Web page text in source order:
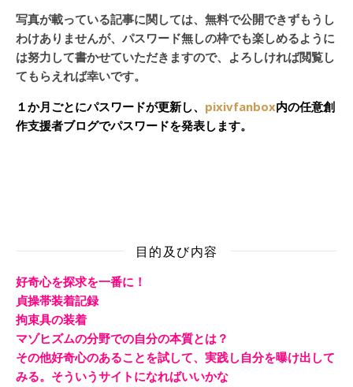
写真が載っている記事に関しては、無料で公開できずもうし
わけありませんが、パスワード無しの枠でも楽しめるように
は努力して書かせていただきますので、よろしければ閲覧し
てもらえれば幸いです。
１か月ごとにパスワードが更新し、 pixivfanbox内の任意創
作支援者ブログでパスワードを発表します。
目的及び内容
好奇心を探求を一番に！
貞操帯装着記録
拘束具の装着
マゾヒズムの分野での自分の本質とは？
その他好奇心のあることを試して、実践し自分を曝け出して
みる。そういうサイトになればいいかな